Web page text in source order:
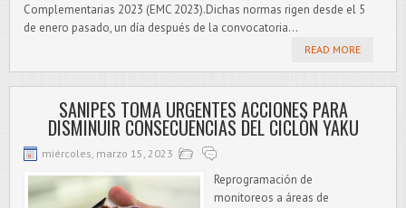
Complementarias 2023 (EMC 2023).Dichas normas rigen desde el 5
de enero pasado, un día después de la convocatoria...
READ MORE
SANIPES TOMA URGENTES ACCIONES PARA
DISMINUIR CONSECUENCIAS DEL CICLÓN YAKU
miércoles, marzo 15, 2023
Reprogramación de
monitoreos a áreas de